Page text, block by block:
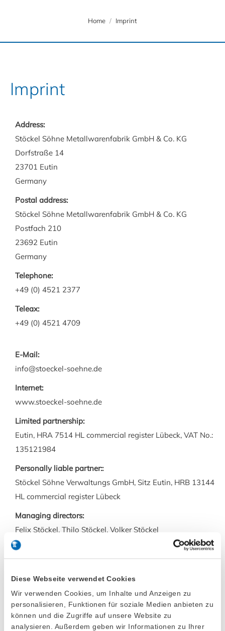
Diese Webseite verwendet Cookies
Wir verwenden Cookies, um Inhalte und Anzeigen zu
personalisieren, Funktionen für soziale Medien anbieten zu
können und die Zugriffe auf unsere Website zu
analysieren. Außerdem geben wir Informationen zu Ihrer
Home Imprint
Imprint
Address:
Stöckel Söhne Metallwarenfabrik GmbH & Co. KG
Dorfstraße 14
23701 Eutin
Germany
Postal address:
Stöckel Söhne Metallwarenfabrik GmbH & Co. KG
Postfach 210
23692 Eutin
Germany
Telephone:
+49 (0) 4521 2377
Teleax:
+49 (0) 4521 4709
E-Mail:
info@stoeckel-soehne.de
Internet:
www.stoeckel-soehne.de
Limited partnership:
Eutin, HRA 7514 HL commercial register Lübeck, VAT No.:
135121984
Personally liable partner::
Stöckel Söhne Verwaltungs GmbH, Sitz Eutin, HRB 13144
HL commercial register Lübeck
Managing directors:
Felix Stöckel, Thilo Stöckel, Volker Stöckel
Legal Notes
Stöckel Söhne Metallwarenfabrik GmbH & Co. KG
continiously verifies and updates the information